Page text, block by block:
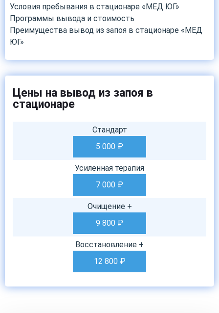
Условия пребывания в стационаре «МЕД ЮГ»
Программы вывода и стоимость
Преимущества вывод из запоя в стационаре «МЕД
ЮГ»
Цены на вывод из запоя в
стационаре
Стандарт
5 000 ₽
Усиленная терапия
7 000 ₽
Очищение +
9 800 ₽
Восстановление +
12 800₽